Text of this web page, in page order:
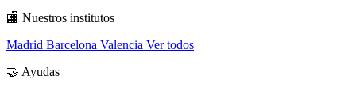
🏬 Nuestros institutos
Madrid Barcelona Valencia Ver todos
🤝 Ayudas